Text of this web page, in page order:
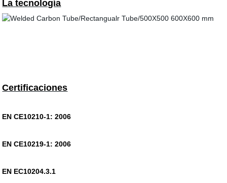
La tecnología
Certificaciones
EN CE10210-1: 2006
EN CE10219-1: 2006
EN EC10204.3.1